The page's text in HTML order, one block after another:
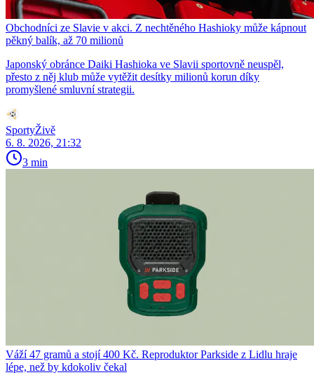
Obchodníci ze Slavie v akci. Z nechtěného Hashioky může kápnout
pěkný balík, až 70 milionů
Japonský obránce Daiki Hashioka ve Slavii sportovně neuspěl,
přesto z něj klub může vytěžit desítky milionů korun díky
promyšlené smluvní strategii.
SportyŽivě
6. 8. 2026, 21:32
3 min
Váží 47 gramů a stojí 400 Kč. Reproduktor Parkside z Lidlu hraje
lépe, než by kdokoliv čekal